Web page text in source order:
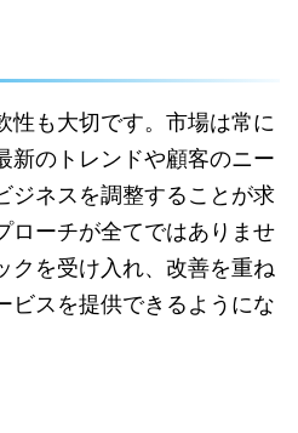
性も大切です。市場は常に
新のトレンドや顧客のニー
ジネスを調整することが求
ローチが全てではありませ
クを受け入れ、改善を重ね
ビスを提供できるようにな